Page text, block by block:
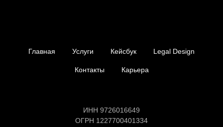
Главная Услуги Кейсбук Legal Design
Контакты Карьера
ИНН 9726016649
ОГРН 1227700401334